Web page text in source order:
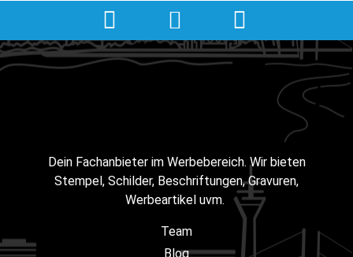
Dein Fachanbieter im Werbebereich. Wir bieten
Stempel, Schilder, Beschriftungen, Gravuren,
Werbeartikel uvm.
Team
Blog